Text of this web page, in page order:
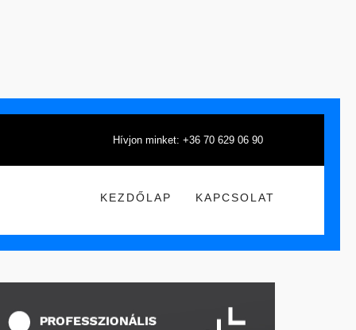
Hívjon minket: +36 70 629 06 90
KEZDŐLAP KAPCSOLAT